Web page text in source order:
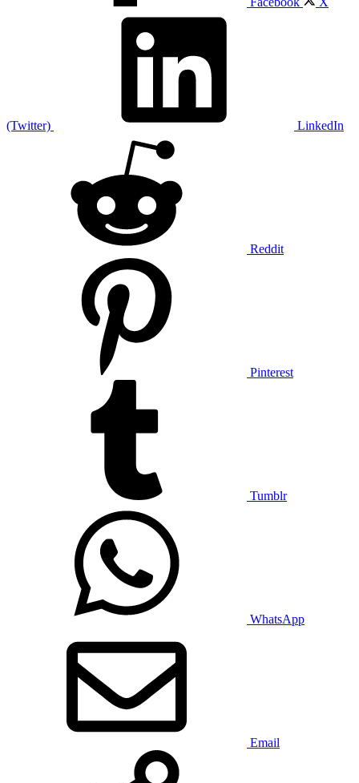
(Twitter) LinkedIn
Reddit
Pinterest
Tumblr
WhatsApp
Email